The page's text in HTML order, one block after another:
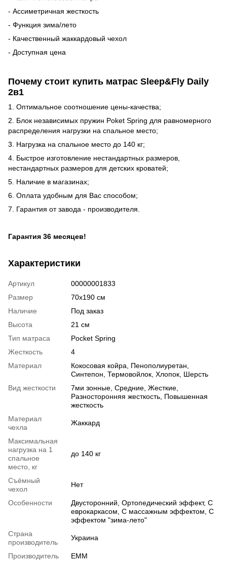
- Ассиметричная жесткость
- Функция зима/лето
- Качественный жаккардовый чехол
- Доступная цена
Почему стоит купить матрас Sleep&Fly Daily
2в1
1. Оптимальное соотношение цены-качества;
2. Блок независимых пружин Poket Spring для равномерного
распределения нагрузки на спальное место;
3. Нагрузка на спальное место до 140 кг;
4. Быстрое изготовление нестандартных размеров,
нестандартных размеров для детских кроватей;
5. Наличие в магазинах;
6. Оплата удобным для Вас способом;
7. Гарантия от завода - производителя.
Гарантия 36 месяцев!
Характеристики
Артикул
00000001833
Размер
70х190 см
Наличие
Под заказ
Высота
21 см
Тип матраса
Pocket Spring
Жесткость
4
Материал
Кокосовая койра Пенополиуретан
Синтепон Термовойлок Хлопок Шерсть
Вид жесткости
7ми зонные Средние Жесткие
Разносторонняя жесткость Повышенная
жесткость
Материал
чехла
Жаккард
Максимальная
нагрузка на 1
спальное
место, кг
до 140 кг
Съёмный
чехол
Нет
Особенности Двусторонний Ортопедический эффект, С
еврокаркасом С массажным эффектом С
эффектом "зима-лето"
Страна
производитель
Украина
Производитель ЕММ